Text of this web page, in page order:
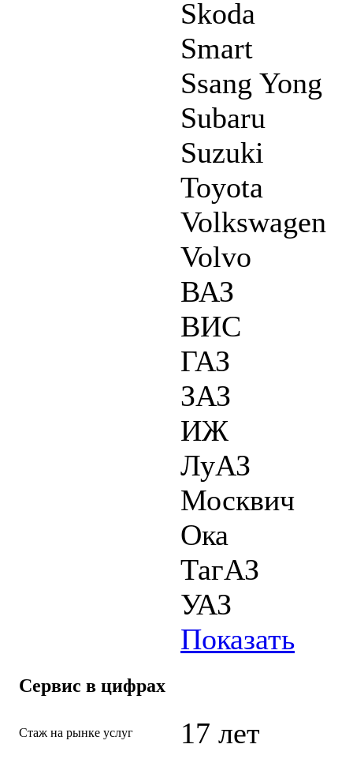
Skoda
Smart
Ssang Yong
Subaru
Suzuki
Toyota
Volkswagen
Volvo
ВАЗ
ВИС
ГАЗ
ЗАЗ
ИЖ
ЛуАЗ
Москвич
Ока
ТагАЗ
УАЗ
Показать
Сервис в цифрах
Стаж на рынке услуг 17 лет